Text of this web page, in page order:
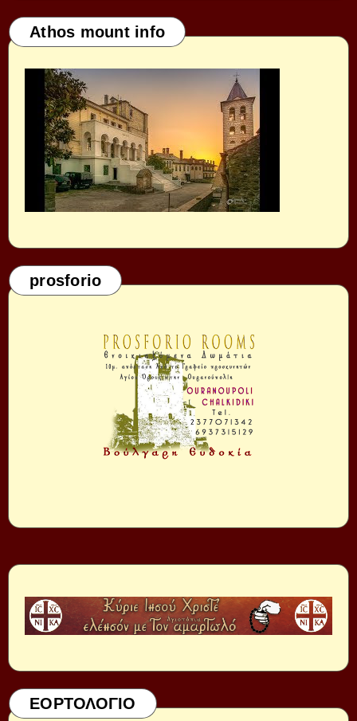
Athos mount info
prosforio
ΕΟΡΤΟΛΟΓΙΟ